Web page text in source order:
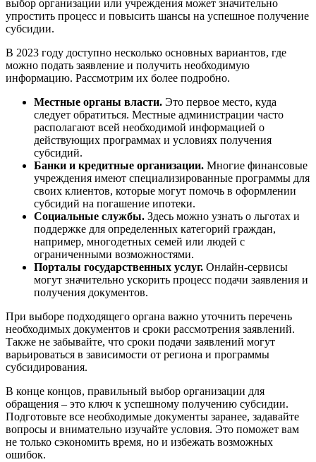
выбор организации или учреждения может значительно
упростить процесс и повысить шансы на успешное получение
субсидии.
В 2023 году доступно несколько основных вариантов, где
можно подать заявление и получить необходимую
информацию. Рассмотрим их более подробно.
Местные органы власти. Это первое место, куда
следует обратиться. Местные администрации часто
располагают всей необходимой информацией о
действующих программах и условиях получения
субсидий.
Банки и кредитные организации. Многие финансовые
учреждения имеют специализированные программы для
своих клиентов, которые могут помочь в оформлении
субсидий на погашение ипотеки.
Социальные службы. Здесь можно узнать о льготах и
поддержке для определенных категорий граждан,
например, многодетных семей или людей с
ограниченными возможностями.
Порталы государственных услуг. Онлайн-сервисы
могут значительно ускорить процесс подачи заявления и
получения документов.
При выборе подходящего органа важно уточнить перечень
необходимых документов и сроки рассмотрения заявлений.
Также не забывайте, что сроки подачи заявлений могут
варьироваться в зависимости от региона и программы
субсидирования.
В конце концов, правильный выбор организации для
обращения – это ключ к успешному получению субсидии.
Подготовьте все необходимые документы заранее, задавайте
вопросы и внимательно изучайте условия. Это поможет вам
не только сэкономить время, но и избежать возможных
ошибок.